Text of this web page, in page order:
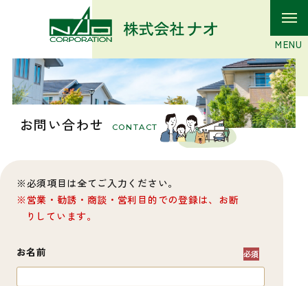
お問い合わせ CONTACT
必須項目は全てご入力ください。
営業・勧誘・商談・営利目的での登録は、お断
りしています。
お名前